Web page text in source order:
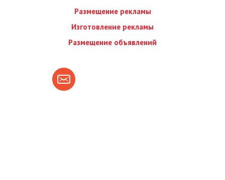
Размещение рекламы
Изготовление рекламы
Размещение объявлений